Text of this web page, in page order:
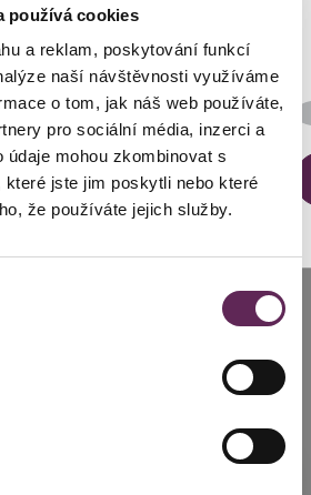
používá cookies
a reklam, poskytování funkcí
naší návštěvnosti využíváme
o tom, jak náš web používáte,
pro sociální média, inzerci a
údaje mohou zkombinovat s
jste jim poskytli nebo které
že používáte jejich služby.
Arzt
Sellner, Ph.D.
Sie ihren
Koordinator
Brünn: +420 776 279 454